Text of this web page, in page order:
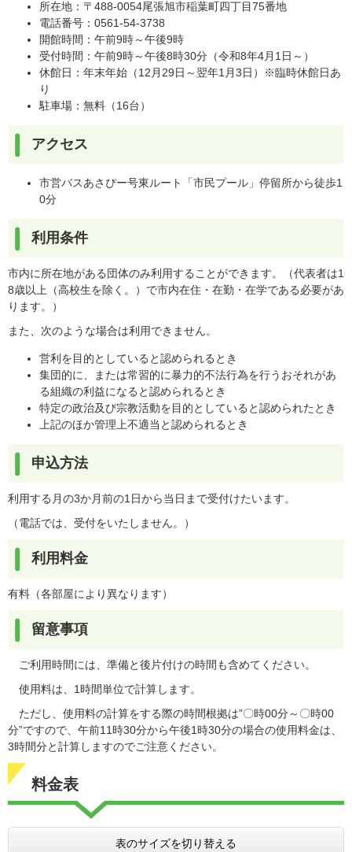
所在地：〒488-0054尾張旭市稲葉町四丁目75番地
電話番号：0561-54-3738
開館時間：午前9時～午後9時
受付時間：午前9時～午後8時30分（令和8年4月1日～）
休館日：年末年始（12月29日～翌年1月3日）※臨時休館日あ
り
駐車場：無料（16台）
アクセス
市営バスあさぴー号東ルート「市民プール」停留所から徒歩1
0分
利用条件
市内に所在地がある団体のみ利用することができます。（代表者は1
8歳以上（高校生を除く。）で市内在住・在勤・在学である必要があ
ります。）
また、次のような場合は利用できません。
営利を目的としていると認められるとき
集団的に、または常習的に暴力的不法行為を行うおそれがあ
る組織の利益になると認められるとき
特定の政治及び宗教活動を目的としていると認められたとき
上記のほか管理上不適当と認められるとき
申込方法
利用する月の3か月前の1日から当日まで受付けたいます。
（電話では、受付をいたしません。）
利用料金
有料（各部屋により異なります）
留意事項
ご利用時間には、準備と後片付けの時間も含めてください。
使用料は、1時間単位で計算します。
ただし、使用料の計算をする際の時間根拠は”〇時00分～〇時00
分”ですので、午前11時30分から午後1時30分の場合の使用料金は、
3時間分と計算しますのでご注意ください。
料金表
表のサイズを切り替える